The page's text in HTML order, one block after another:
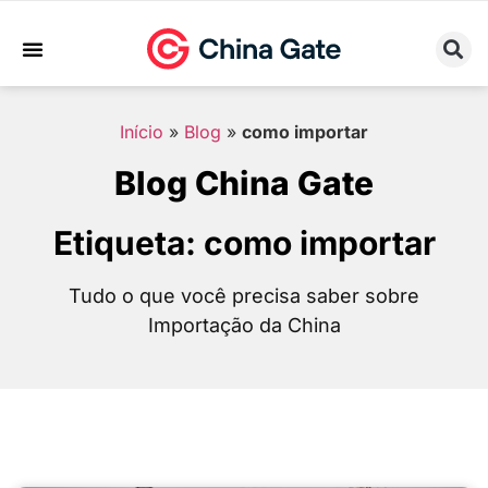
Início » Blog » como importar
Blog China Gate
Etiqueta: como importar
Tudo o que você precisa saber sobre
Importação da China